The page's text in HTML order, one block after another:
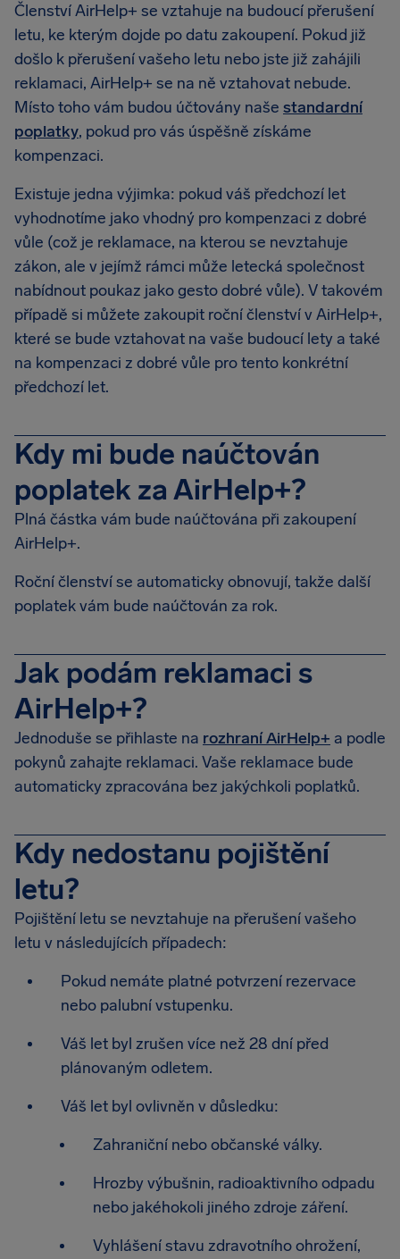
Členství AirHelp+ se vztahuje na budoucí přerušení
letu, ke kterým dojde po datu zakoupení. Pokud již
došlo k přerušení vašeho letu nebo jste již zahájili
reklamaci, AirHelp+ se na ně vztahovat nebude.
Místo toho vám budou účtovány naše standardní
poplatky, pokud pro vás úspěšně získáme
kompenzaci.
Existuje jedna výjimka: pokud váš předchozí let
vyhodnotíme jako vhodný pro kompenzaci z dobré
vůle (což je reklamace, na kterou se nevztahuje
zákon, ale v jejímž rámci může letecká společnost
nabídnout poukaz jako gesto dobré vůle). V takovém
případě si můžete zakoupit roční členství v AirHelp+,
které se bude vztahovat na vaše budoucí lety a také
na kompenzaci z dobré vůle pro tento konkrétní
předchozí let.
Kdy mi bude naúčtován
poplatek za AirHelp+?
Plná částka vám bude naúčtována při zakoupení
AirHelp+.
Roční členství se automaticky obnovují, takže další
poplatek vám bude naúčtován za rok.
Jak podám reklamaci s
AirHelp+?
Jednoduše se přihlaste na rozhraní AirHelp+ a podle
pokynů zahajte reklamaci. Vaše reklamace bude
automaticky zpracována bez jakýchkoli poplatků.
Kdy nedostanu pojištění
letu?
Pojištění letu se nevztahuje na přerušení vašeho
letu v následujících případech:
Pokud nemáte platné potvrzení rezervace
nebo palubní vstupenku.
Váš let byl zrušen více než 28 dní před
plánovaným odletem.
Váš let byl ovlivněn v důsledku:
Zahraniční nebo občanské války.
Hrozby výbušnin, radioaktivního odpadu
nebo jakéhokoli jiného zdroje záření.
Vyhlášení stavu zdravotního ohrožení,